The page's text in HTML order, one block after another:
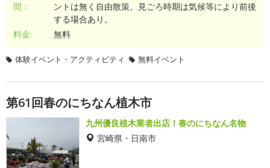
間：
ントは無く自由散策。見ごろ時期は気候等により前後
する場合あり。
料金:
無料
体験イベント・アクティビティ 無料イベント
第61回春のにちなん植木市
九州優良植木業者出店！春のにちなん名物
宮崎県・日南市